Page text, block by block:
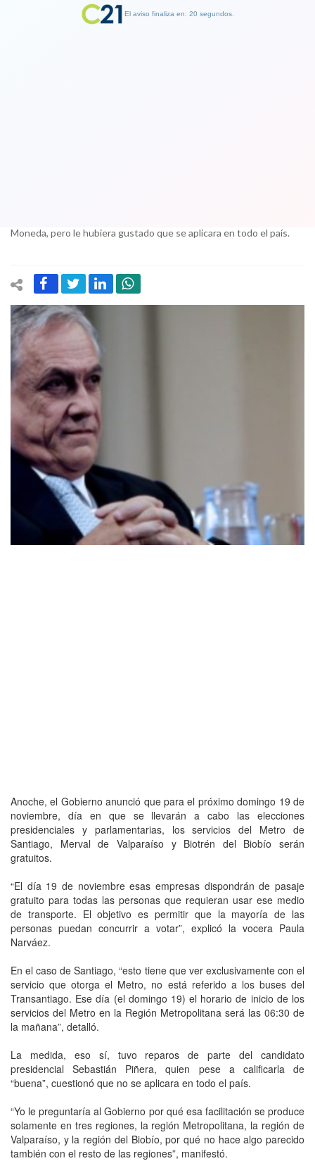
Moneda, pero le hubiera gustado que se aplicara en todo el país.
Anoche, el Gobierno anunció que para el próximo domingo 19 de
noviembre, día en que se llevarán a cabo las elecciones
presidenciales y parlamentarias, los servicios del Metro de
Santiago, Merval de Valparaíso y Biotrén del Biobío serán
gratuitos.
“El día 19 de noviembre esas empresas dispondrán de pasaje
gratuito para todas las personas que requieran usar ese medio
de transporte. El objetivo es permitir que la mayoría de las
personas puedan concurrir a votar”, explicó la vocera Paula
Narváez.
En el caso de Santiago, “esto tiene que ver exclusivamente con el
servicio que otorga el Metro, no está referido a los buses del
Transantiago. Ese día (el domingo 19) el horario de inicio de los
servicios del Metro en la Región Metropolitana será las 06:30 de
la mañana”, detalló.
La medida, eso sí, tuvo reparos de parte del candidato
presidencial Sebastián Piñera, quien pese a calificarla de
“buena”, cuestionó que no se aplicara en todo el país.
“Yo le preguntaría al Gobierno por qué esa facilitación se produce
solamente en tres regiones, la región Metropolitana, la región de
Valparaíso, y la región del Biobío, por qué no hace algo parecido
también con el resto de las regiones”, manifestó.
El aviso finaliza en: 19 segundos.